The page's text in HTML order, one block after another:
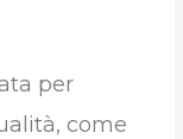
per
come